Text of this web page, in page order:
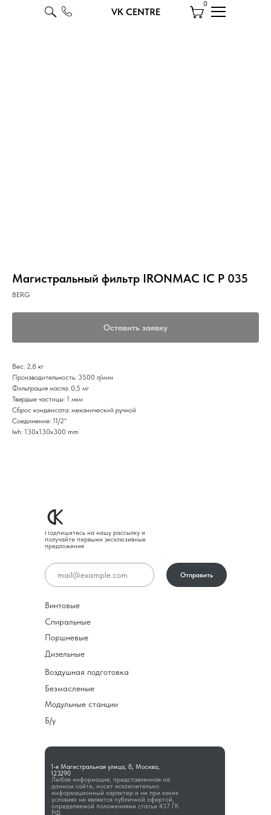
VK CENTRE
0
Магистральный фильтр IRONMAC IC P 035
BERG
Оставить заявку
Вес: 2,8 кг
Производительность: 3500 л/мин
Фильтрация масла: 0,5 мг
Твердые частицы: 1 мкм
Сброс конденсата: механический ручной
Соединение: 11/2"
lwh: 130x130x300 mm
Любая информация, представленная на
данном сайте, носит исключительно
информационный характер и ни при каких
условиях не является публичной офертой,
определяемой положениями статьи 437 ГК
РФ.
1-я Магистральная улица, 8, Москва,
123290
Подпишитесь на нашу рассылку и
получайте первыми эксклюзивные
предложения
Винтовые
Спиральные
Поршневые
Дизельные
Воздушная подготовка
Безмасленые
Модульные станции
Б/у
Отправить